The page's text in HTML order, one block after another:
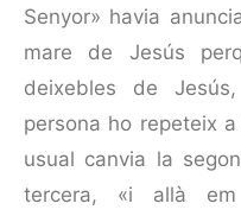
Senyor» havia
mare de Jesús
deixebles de
persona ho repeteix
usual canvia la
tercera, «i allà em